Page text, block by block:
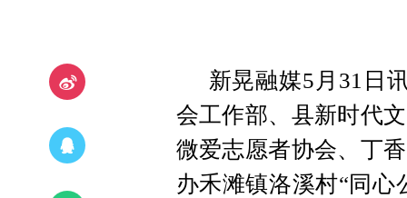
新晃融媒5月31日
会工作部、县新时代
微爱志愿者协会、丁
办禾滩镇洛溪村“同心